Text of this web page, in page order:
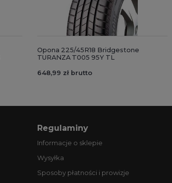
Opona 225/45R18 Bridgestone
TURANZA T005 95Y TL
648,99 zł brutto
Regulaminy
Informacje o sklepie
Wysyłka
Sposoby płatności i prowizje